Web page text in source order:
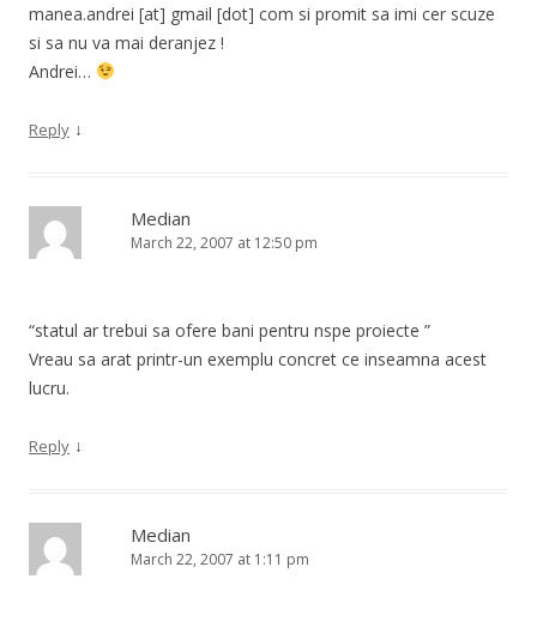
manea.andrei [at] gmail [dot] com si promit sa imi cer scuze
si sa nu va mai deranjez !
Andrei…
Reply ↓
Median
March 22, 2007 at 12:50 pm
“statul ar trebui sa ofere bani pentru nspe proiecte ”
Vreau sa arat printr-un exemplu concret ce inseamna acest
lucru.
Reply ↓
Median
March 22, 2007 at 1:11 pm